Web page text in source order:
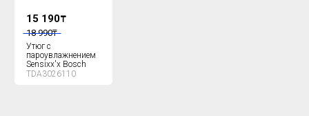
15 190₸
18 990₸
Утюг с
пароувлажнением
Sensixx'x Bosch
TDA3026110